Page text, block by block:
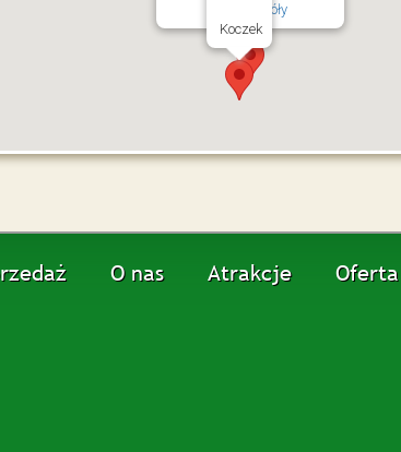
Koczek
szczegóły
O nas Atrakcje Oferta